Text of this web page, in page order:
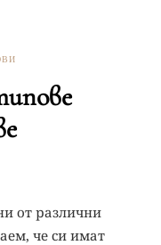
от различни
че си имат